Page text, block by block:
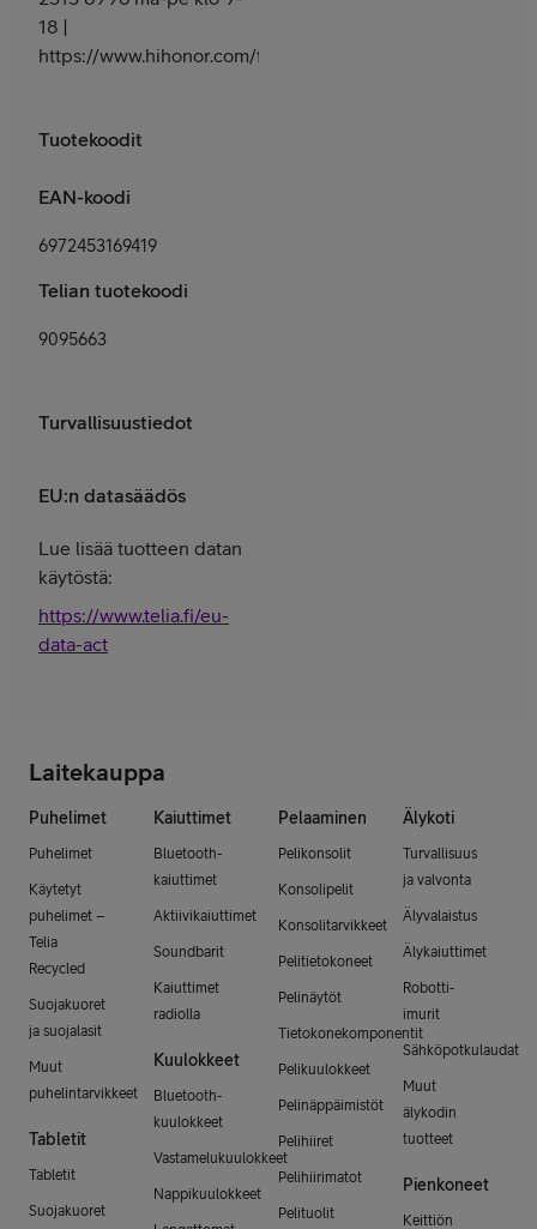
18 |
https://www.hihonor.com/fi/support/
Tuotekoodit
EAN-koodi
6972453169419
Telian tuotekoodi
9095663
Turvallisuustiedot
EU:n datasäädös
Lue lisää tuotteen datan
käytöstä:
https://www.telia.fi/eu-
data-act
Laitekauppa
Puhelimet
Puhelimet
Käytetyt
puhelimet –
Telia
Recycled
Suojakuoret
ja suojalasit
Muut
puhelintarvikkeet
Tabletit
Tabletit
Suojakuoret
Kaiuttimet
Bluetooth-
kaiuttimet
Aktiivikaiuttimet
Soundbarit
Kaiuttimet
radiolla
Kuulokkeet
Bluetooth-
kuulokkeet
Vastamelukuulokkeet
Nappikuulokkeet
Pelaaminen
Pelikonsolit
Konsolipelit
Konsolitarvikkeet
Pelitietokoneet
Pelinäytöt
Tietokonekomponentit
Pelikuulokkeet
Pelinäppäimistöt
Pelihiiret
Pelihiirimatot
Pelituolit
Älykoti
Turvallisuus
ja valvonta
Älyvalaistus
Älykaiuttimet
Robotti-
imurit
Sähköpotkulaudat
Muut
älykodin
tuotteet
Pienkoneet
Keittiön